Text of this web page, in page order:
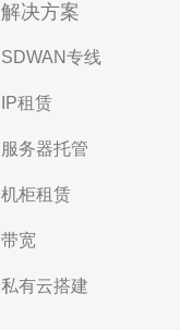
解决方案
SDWAN专线
IP租赁
服务器托管
机柜租赁
带宽
私有云搭建